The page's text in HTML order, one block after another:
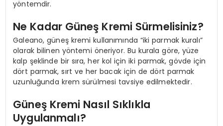
yöntemdir.
Ne Kadar Güneş Kremi Sürmelisiniz?
Galeano, güneş kremi kullanımında “iki parmak kuralı”
olarak bilinen yöntemi öneriyor. Bu kurala göre, yüze
kalp şeklinde bir sıra, her kol için iki parmak, gövde için
dört parmak, sırt ve her bacak için de dört parmak
uzunluğunda krem sürülmesi tavsiye edilmektedir.
Güneş Kremi Nasıl Sıklıkla
Uygulanmalı?